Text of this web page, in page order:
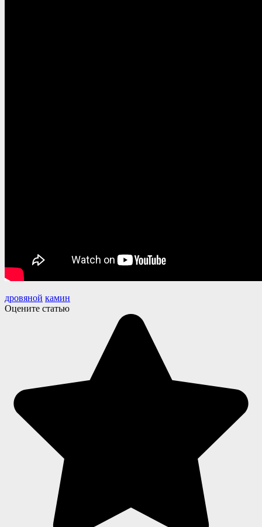
дровяной камин
Оцените статью